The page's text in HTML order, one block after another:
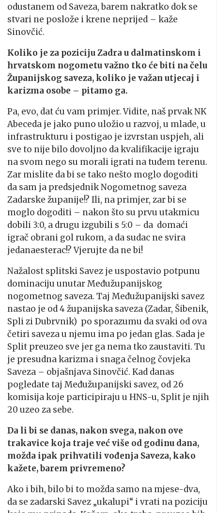
odustanem od Saveza, barem nakratko dok se
stvari ne poslože i krene neprijed – kaže
Sinovčić.
Koliko je za poziciju Zadra u dalmatinskom i
hrvatskom nogometu važno tko će biti na čelu
Županijskog saveza, koliko je važan utjecaj i
karizma osobe – pitamo ga.
Pa, evo, dat ću vam primjer. Vidite, naš prvak NK
Abeceda je jako puno uložio u razvoj, u mlade, u
infrastrukturu i postigao je izvrstan uspjeh, ali
sve to nije bilo dovoljno da kvalifikacije igraju
na svom nego su morali igrati na tuđem terenu.
Zar mislite da bi se tako nešto moglo dogoditi
da sam ja predsjednik Nogometnog saveza
Zadarske županije!? Ili, na primjer, zar bi se
moglo dogoditi – nakon što su prvu utakmicu
dobili 3:0, a drugu izgubili s 5:0 – da domaći
igrač obrani gol rukom, a da sudac ne svira
jedanaesterac!? Vjerujte da ne bi!
Nažalost splitski Savez je uspostavio potpunu
dominaciju unutar Međužupanijskog
nogometnog saveza. Taj Međužupanijski savez
nastao je od 4 županijska saveza (Zadar, Šibenik,
Spli zi Dubrvnik) po sporazumu da svaki od ova
četiri saveza u njemu ima po jedan glas. Sada je
Split preuzeo sve jer ga nema tko zaustaviti. Tu
je presudna karizma i snaga čelnog čovjeka
Saveza – objašnjava Sinovčić. Kad danas
pogledate taj Međužupanijski savez, od 26
komisija koje participiraju u HNS-u, Split je njih
20 uzeo za sebe.
Da li bi se danas, nakon svega, nakon ove
trakavice koja traje već više od godinu dana,
možda ipak prihvatili vođenja Saveza, kako
kažete, barem privremeno?
Ako i bih, bilo bi to možda samo na mjese-dva,
da se zadarski Savez „ukalupi“ i vrati na poziciju